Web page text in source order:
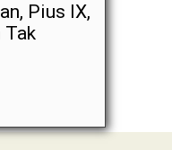
Pius IX,
Tak